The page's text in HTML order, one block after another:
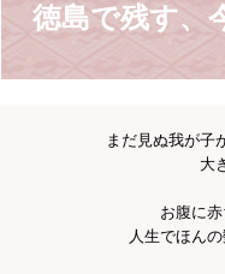
徳島で残す、
まだ見ぬ我が子
大
お腹に赤
人生でほん